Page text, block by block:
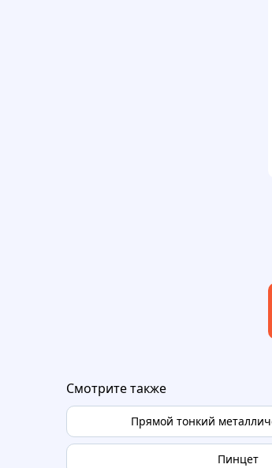
Смотрите также
Прямой тонкий
Пинцет